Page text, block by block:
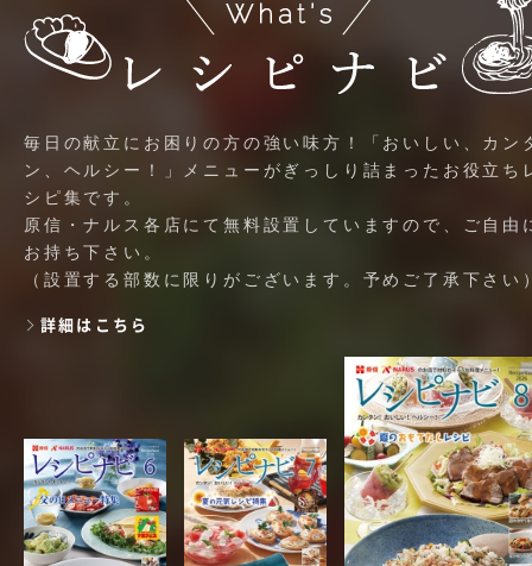
毎日の献立にお困りの方の強い味方！「おいしい、カン
ン、ヘルシー！」メニューがぎっしり詰まったお役立ち
シピ集です。
原信・ナルス各店にて無料設置していますので、ご自由
お持ち下さい。
（設置する部数に限りがございます。予めご了承下さい
詳細はこちら